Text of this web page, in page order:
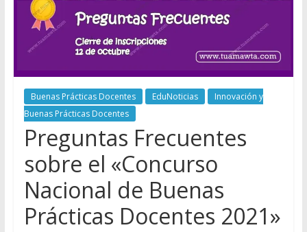
Buenas Prácticas Docentes EduNoticias
Innovación y
Buenas Prácticas Docentes
Preguntas Frecuentes
sobre el «Concurso
Nacional de Buenas
Prácticas Docentes 2021»